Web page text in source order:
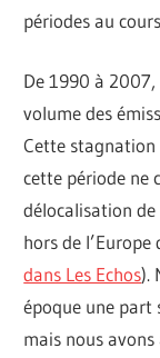
périodes au
De 1990 à
volume des
Cette stagnation
cette période ne
délocalisation
hors de
dans Les Echos).
époque une part
mais nous